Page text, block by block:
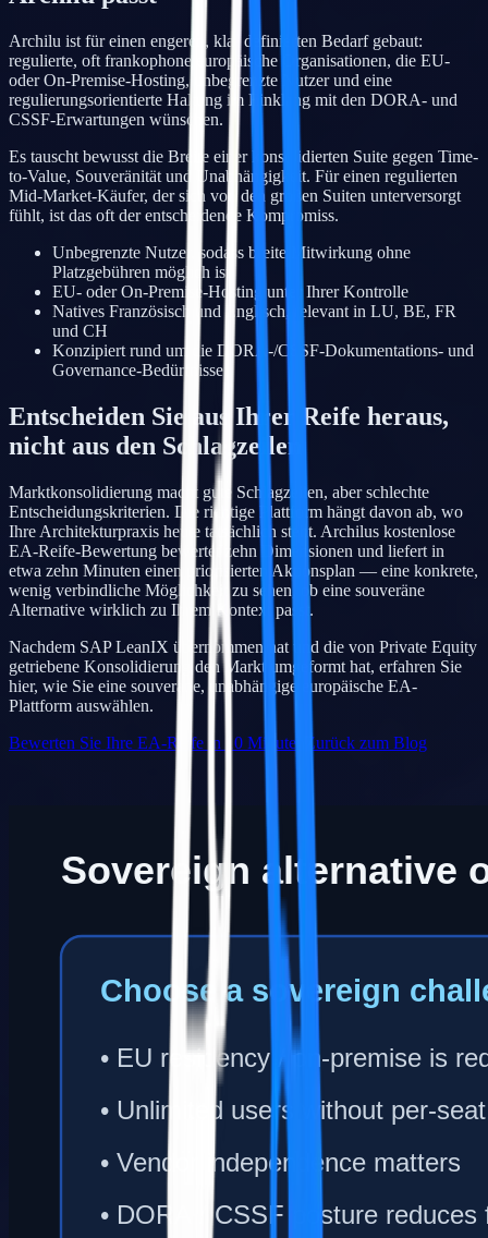
Archilu ist für einen engeren, klar definierten Bedarf gebaut:
regulierte, oft frankophone europäische Organisationen, die EU-
oder On-Premise-Hosting, unbegrenzte Nutzer und eine
regulierungsorientierte Haltung im Einklang mit den DORA- und
CSSF-Erwartungen wünschen.
Es tauscht bewusst die Breite einer konsolidierten Suite gegen Time-
to-Value, Souveränität und Unabhängigkeit. Für einen regulierten
Mid-Market-Käufer, der sich von den großen Suiten unterversorgt
fühlt, ist das oft der entscheidende Kompromiss.
Unbegrenzte Nutzer, sodass breite Mitwirkung ohne
Platzgebühren möglich ist
EU- oder On-Premise-Hosting unter Ihrer Kontrolle
Natives Französisch und Englisch, relevant in LU, BE, FR
und CH
Konzipiert rund um die DORA-/CSSF-Dokumentations- und
Governance-Bedürfnisse
Entscheiden Sie aus Ihrer Reife heraus,
nicht aus den Schlagzeilen
Marktkonsolidierung macht gute Schlagzeilen, aber schlechte
Entscheidungskriterien. Die richtige Plattform hängt davon ab, wo
Ihre Architekturpraxis heute tatsächlich steht. Archilus kostenlose
EA-Reife-Bewertung bewertet zehn Dimensionen und liefert in
etwa zehn Minuten einen priorisierten Aktionsplan — eine konkrete,
wenig verbindliche Möglichkeit zu sehen, ob eine souveräne
Alternative wirklich zu Ihrem Kontext passt.
Nachdem SAP LeanIX übernommen hat und die von Private Equity
getriebene Konsolidierung den Markt umgeformt hat, erfahren Sie
hier, wie Sie eine souveräne, unabhängige europäische EA-
Plattform auswählen.
Bewerten Sie Ihre EA-Reife in 10 Minuten
Zurück zum Blog